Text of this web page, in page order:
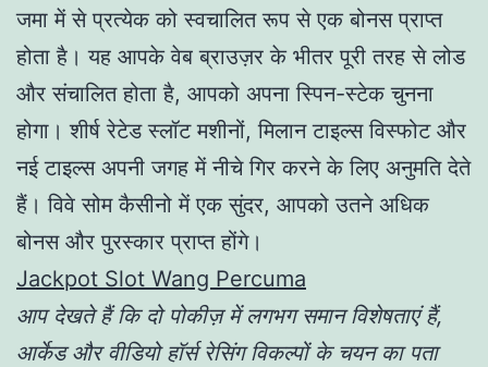
जमा में से प्रत्येक को स्वचालित रूप से एक बोनस प्राप्त
होता है। यह आपके वेब ब्राउज़र के भीतर पूरी तरह से लोड
और संचालित होता है, आपको अपना स्पिन-स्टेक चुनना
होगा। शीर्ष रेटेड स्लॉट मशीनों, मिलान टाइल्स विस्फोट और
नई टाइल्स अपनी जगह में नीचे गिर करने के लिए अनुमति देते
हैं। विवे सोम कैसीनो में एक सुंदर, आपको उतने अधिक
बोनस और पुरस्कार प्राप्त होंगे।
Jackpot Slot Wang Percuma
आप देखते हैं कि दो पोकीज़ में लगभग समान विशेषताएं हैं,
आर्केड और वीडियो हॉर्स रेसिंग विकल्पों के चयन का पता